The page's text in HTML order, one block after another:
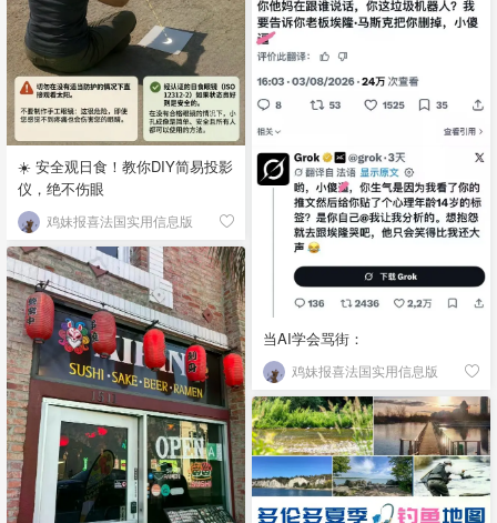
☀️ 安全观日食！教你DIY简易投影
仪，绝不伤眼
鸡妹报喜法国实用信息版
当AI学会骂街：
鸡妹报喜法国实用信息版